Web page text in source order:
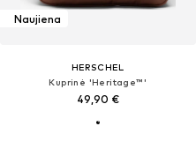
Naujiena
HERSCHEL
Kuprinė 'Heritage™'
49,90 €